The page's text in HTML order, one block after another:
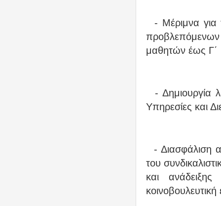
- Μέριμνα για
προβλεπόμενων
μαθητών έως Γ΄
- Δημιουργία
Υπηρεσίες και
- Διασφάλιση
του
και